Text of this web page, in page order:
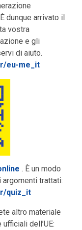
dunque arrivato il
vostra
e gli
di aiuto.
eu-me_it
. È un modo
trattati:
quiz_it
altro materiale
dell’UE: